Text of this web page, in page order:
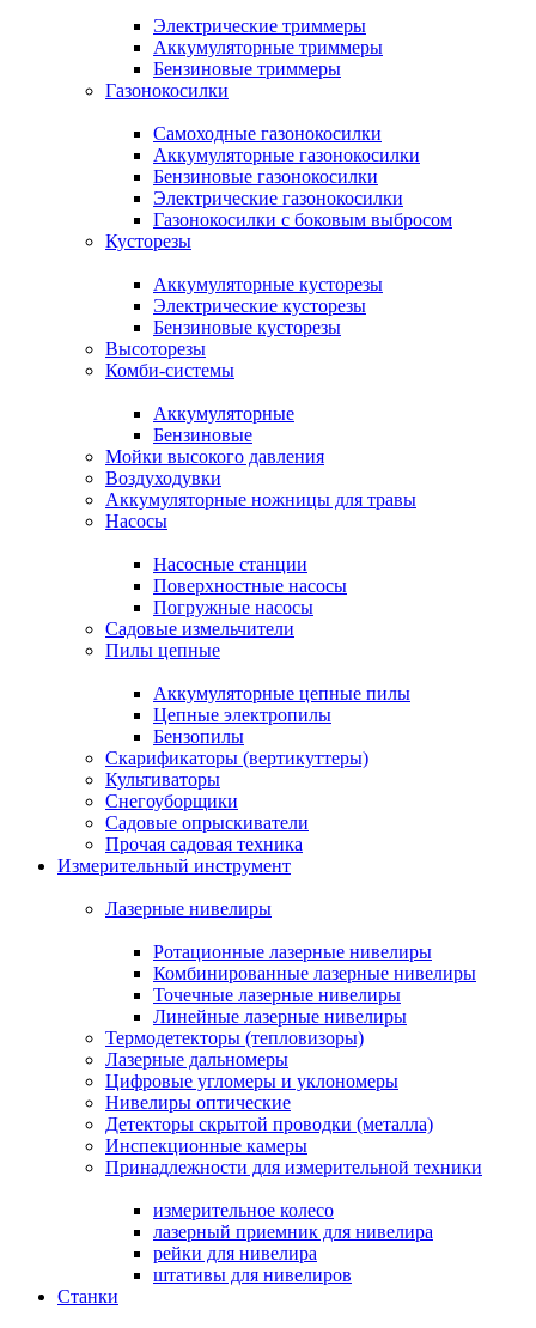
Электрические триммеры
Аккумуляторные триммеры
Бензиновые триммеры
Газонокосилки
Самоходные газонокосилки
Аккумуляторные газонокосилки
Бензиновые газонокосилки
Электрические газонокосилки
Газонокосилки с боковым выбросом
Кусторезы
Аккумуляторные кусторезы
Электрические кусторезы
Бензиновые кусторезы
Высоторезы
Комби-системы
Аккумуляторные
Бензиновые
Мойки высокого давления
Воздуходувки
Аккумуляторные ножницы для травы
Насосы
Насосные станции
Поверхностные насосы
Погружные насосы
Садовые измельчители
Пилы цепные
Аккумуляторные цепные пилы
Цепные электропилы
Бензопилы
Скарификаторы (вертикуттеры)
Культиваторы
Снегоуборщики
Садовые опрыскиватели
Прочая садовая техника
Измерительный инструмент
Лазерные нивелиры
Ротационные лазерные нивелиры
Комбинированные лазерные нивелиры
Точечные лазерные нивелиры
Линейные лазерные нивелиры
Термодетекторы (тепловизоры)
Лазерные дальномеры
Цифровые угломеры и уклономеры
Нивелиры оптические
Детекторы скрытой проводки (металла)
Инспекционные камеры
Принадлежности для измерительной техники
измерительное колесо
лазерный приемник для нивелира
рейки для нивелира
штативы для нивелиров
Станки